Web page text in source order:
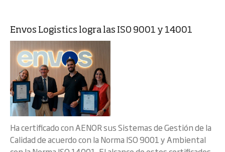
Envos Logistics logra las ISO 9001 y 14001
Ha certificado con AENOR sus Sistemas de Gestión de la
Calidad de acuerdo con la Norma ISO 9001 y Ambiental